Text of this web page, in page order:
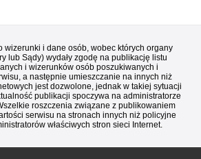
wizerunki i dane osób, wobec których organy
lub Sądy) wydały zgodę na publikację listu
i wizerunków osób poszukiwanych i
a następnie umieszczanie na innych niż
jest dozwolone, jednak w takiej sytuacji
publikacji spoczywa na administratorze
roszczenia związane z publikowaniem
serwisu na stronach innych niż policyjne
właściwych stron sieci Internet.